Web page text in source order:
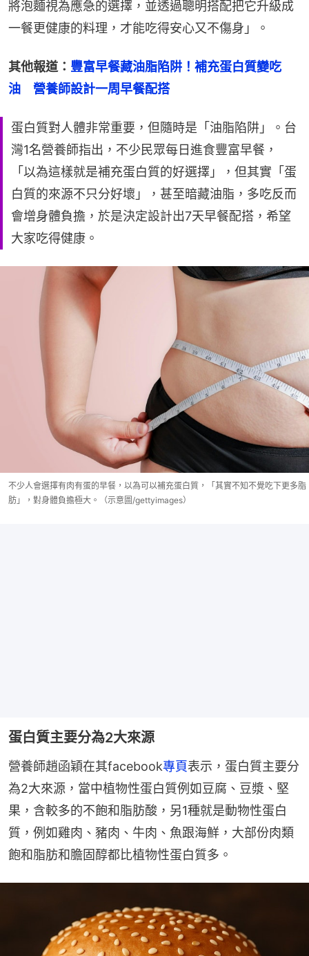
將泡麵視為應急的選擇，並透過聰明搭配把它升級成
一餐更健康的料理，才能吃得安心又不傷身」。
其他報道： 豐富早餐藏油脂陷阱！補充蛋白質變吃
油　營養師設計一周早餐配搭
蛋白質對人體非常重要，但隨時是「油脂陷阱」。台
灣1名營養師指出，不少民眾每日進食豐富早餐，
「以為這樣就是補充蛋白質的好選擇」，但其實「蛋
白質的來源不只分好壞」，甚至暗藏油脂，多吃反而
會增身體負擔，於是決定設計出7天早餐配搭，希望
大家吃得健康。
不少人會選擇有肉有蛋的早餐，以為可以補充蛋白質，「其實不知不覺吃下更多脂
肪」，對身體負擔極大。（示意圖/gettyimages）
蛋白質主要分為2大來源
營養師趙函穎在其facebook專頁表示，蛋白質主要分
為2大來源，當中植物性蛋白質例如豆腐、豆漿、堅
果，含較多的不飽和脂肪酸，另1種就是動物性蛋白
質，例如雞肉、豬肉、牛肉、魚跟海鮮，大部份肉類
飽和脂肪和膽固醇都比植物性蛋白質多。